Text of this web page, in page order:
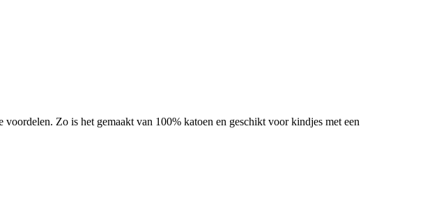
Zo is het gemaakt van 100% katoen en geschikt voor kindjes met een